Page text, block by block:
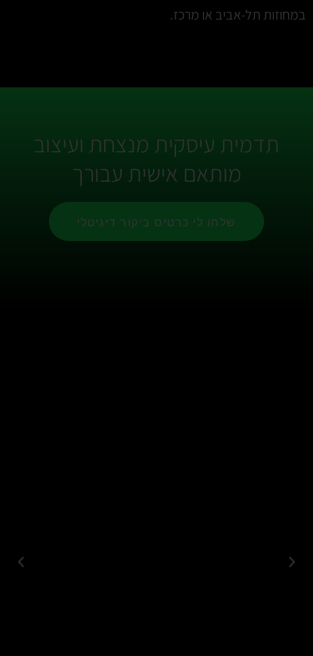
במחוזות תל-אביב או מרכז.
תדמית עיסקית מנצחת ועיצוב
מותאם אישית עבורך
שלחו לי כרטיס ביקור דיגיטלי